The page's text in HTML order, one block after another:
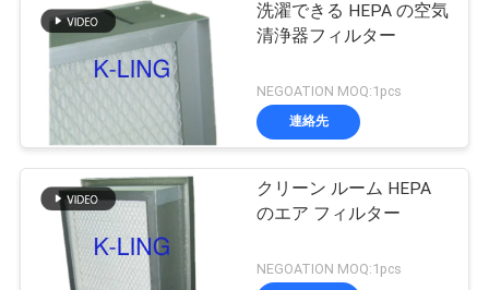
洗濯できる HEPA の空気
清浄器フィルター
NEGOATION MOQ:1pcs
連絡先
クリーン ルーム HEPA
のエア フィルター
NEGOATION MOQ:1pcs